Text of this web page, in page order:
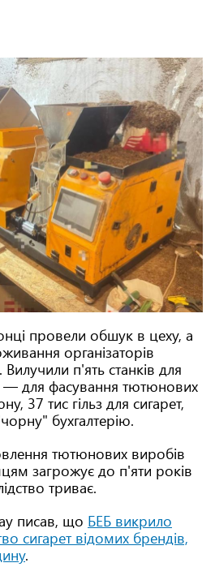
провели обшук в цеху, а
організаторів
Вилучили п'ять станків для
— для фасування тютюнових
37 тис гільз для сигарет,
бухгалтерію.
тютюнових виробів
загрожує до п'яти років
триває.
писав, що БЕБ викрило
сигарет відомих брендів,
.